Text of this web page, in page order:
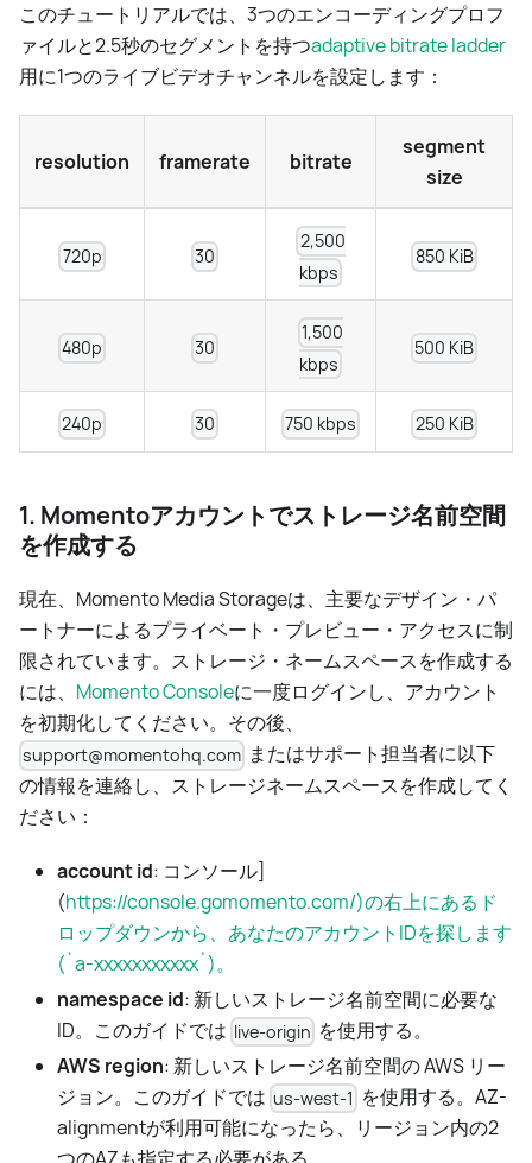
このチュートリアルでは、3つのエンコーディングプロフ
ァイルと2.5秒のセグメントを持つadaptive bitrate ladder
用に1つのライブビデオチャンネルを設定します：
resolution framerate bitrate
segment
size
720p 30
2,500
kbps
850 KiB
480p 30
1,500
kbps
500 KiB
240p 30 750 kbps 250 KiB
1. Momentoアカウントでストレージ名前空間
を作成する
現在、Momento Media Storageは、主要なデザイン・パ
ートナーによるプライベート・プレビュー・アクセスに制
限されています。ストレージ・ネームスペースを作成する
には、 Momento Consoleに一度ログインし、アカウント
を初期化してください。その後、
support@momentohq.com またはサポート担当者に以下
の情報を連絡し、ストレージネームスペースを作成してく
ださい：
account id: コンソール]
(https://console.gomomento.com/)の右上にあるド
ロップダウンから、あなたのアカウントIDを探します
(`a-xxxxxxxxxxx`)。
namespace id: 新しいストレージ名前空間に必要な
ID。このガイドでは live-origin を使用する。
AWS region: 新しいストレージ名前空間の AWS リー
ジョン。このガイドでは us-west-1 を使用する。AZ-
alignmentが利用可能になったら、リージョン内の2